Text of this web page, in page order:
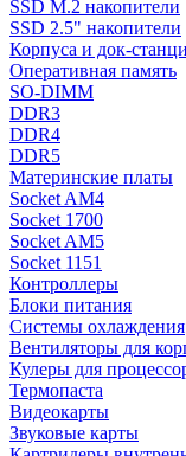
SSD M.2 накопители
SSD 2.5" накопители
Корпуса и док-
Оперативная память
SO-DIMM
DDR3
DDR4
DDR5
Материнские платы
Socket AM4
Socket 1700
Socket AM5
Socket 1151
Контроллеры
Блоки питания
Системы охлаждения
Вентиляторы для
Кулеры для
Термопаста
Видеокарты
Звуковые карты